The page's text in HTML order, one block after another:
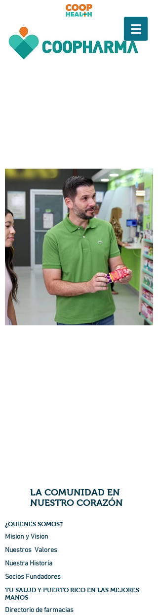
LA COMUNIDAD EN
NUESTRO CORAZÓN
¿QUIENES SOMOS?
Mision y Vision
Nuestros Valores
Nuestra Historia
Socios Fundadores
TU SALUD Y PUERTO RICO EN LAS MEJORES
MANOS
Directorio de farmacias